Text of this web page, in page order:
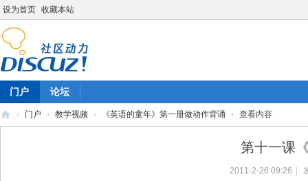
设为首页 收藏本站
门户 论坛
› 门户 › 教学视频 › 《英语的童年》第一册做动作背诵 › 查看内容
第十一课
2011-2-26 09:26